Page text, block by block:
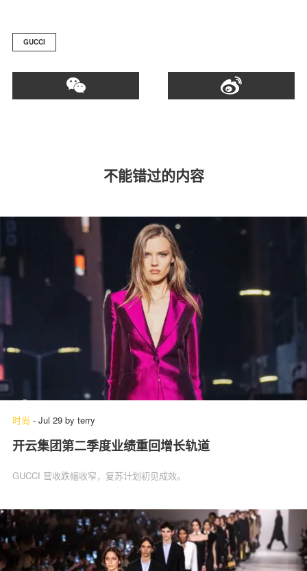
GUCCI
不能错过的内容
时尚 - Jul 29 by terry
开云集团第二季度业绩重回增长轨道
GUCCI 营收跌幅收窄，复苏计划初见成效。